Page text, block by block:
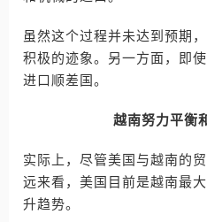
虽然这个过程并未达到预期
积极的迹象。另一方面，即
进口顺差国。
越南努力平衡
实际上，尽管美国与越南的
远来看，美国目前是越南最
升趋势。